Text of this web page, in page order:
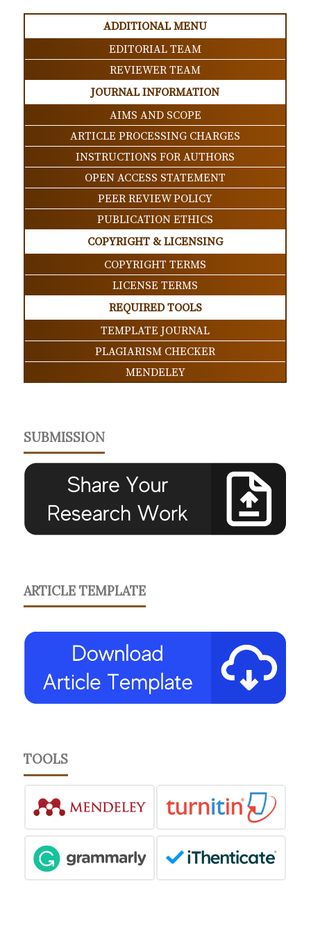
ADDITIONAL MENU
EDITORIAL TEAM
REVIEWER TEAM
JOURNAL INFORMATION
AIMS AND SCOPE
ARTICLE PROCESSING CHARGES
INSTRUCTIONS FOR AUTHORS
OPEN ACCESS STATEMENT
PEER REVIEW POLICY
PUBLICATION ETHICS
COPYRIGHT & LICENSING
COPYRIGHT TERMS
LICENSE TERMS
REQUIRED TOOLS
TEMPLATE JOURNAL
PLAGIARISM CHECKER
MENDELEY
SUBMISSION
ARTICLE TEMPLATE
TOOLS